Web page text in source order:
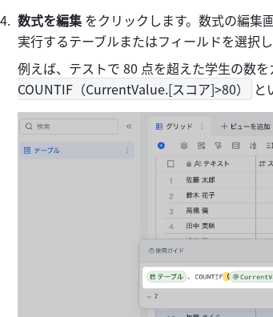
数式を編集 をクリックします。数式の編集
実行するテーブルまたはフィールドを選択
例えば、テストで 80 点を超えた学生の数を
COUNTIF（CurrentValue.[スコア]>80）
と